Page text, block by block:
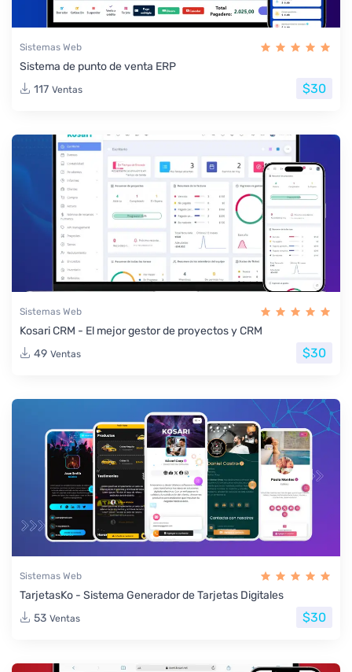
Sistemas Web
Sistema de punto de venta ERP
117 Ventas $30
Sistemas Web
Kosari CRM - El mejor gestor de proyectos y CRM
49 Ventas $30
Sistemas Web
TarjetasKo - Sistema Generador de Tarjetas Digitales
53 Ventas $30